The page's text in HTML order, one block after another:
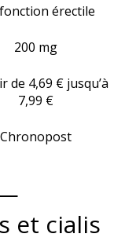
érectile
200 mg
de 4,69 € jusqu’à
7,99 €
Chronopost
et cialis